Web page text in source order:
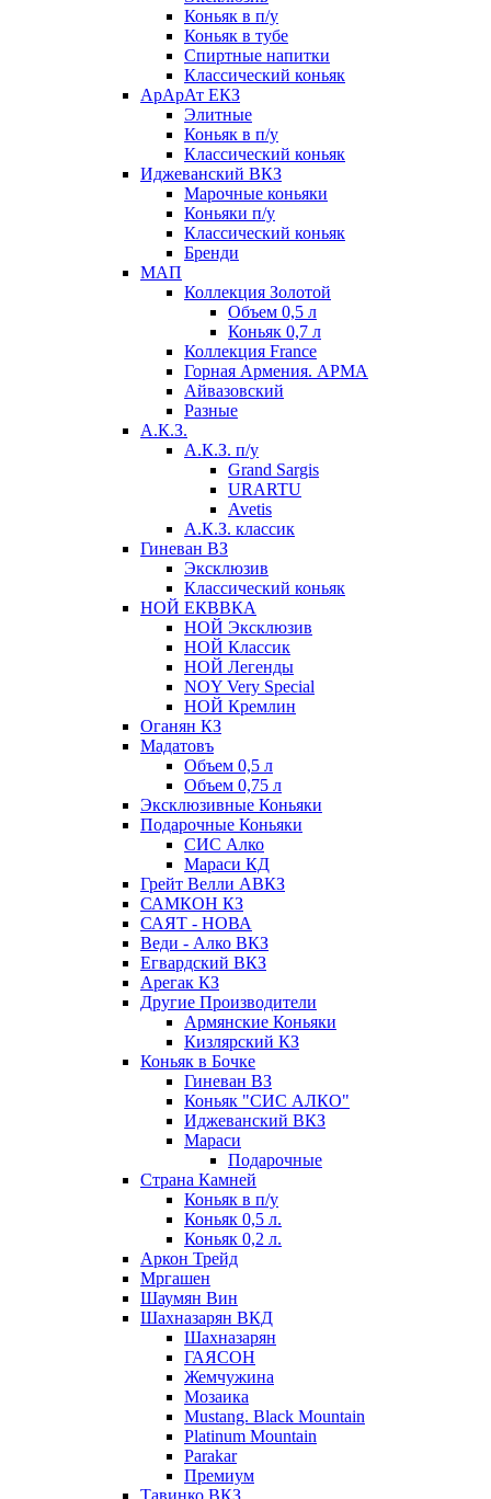
Коньяк в п/у
Коньяк в тубе
Спиртные напитки
Классический коньяк
АрАрАт ЕКЗ
Элитные
Коньяк в п/у
Классический коньяк
Иджеванский ВКЗ
Марочные коньяки
Коньяки п/у
Классический коньяк
Бренди
МАП
Коллекция Золотой
Объем 0,5 л
Коньяк 0,7 л
Коллекция France
Горная Армения. АРМА
Айвазовский
Разные
А.К.З.
А.К.З. п/у
Grand Sargis
URARTU
Avetis
А.К.З. классик
Гиневан ВЗ
Эксклюзив
Классический коньяк
НОЙ ЕКВВКА
НОЙ Эксклюзив
НОЙ Классик
НОЙ Легенды
NOY Very Speсial
НОЙ Кремлин
Оганян КЗ
Мадатовъ
Объем 0,5 л
Объем 0,75 л
Эксклюзивные Коньяки
Подарочные Коньяки
СИС Алко
Мараси КД
Грейт Велли АВКЗ
САМКОН КЗ
САЯТ - НОВА
Веди - Алко ВКЗ
Егвардский ВКЗ
Арегак КЗ
Другие Производители
Армянские Коньяки
Кизлярский КЗ
Коньяк в Бочке
Гиневан ВЗ
Коньяк "СИС АЛКО"
Иджеванский ВКЗ
Мараси
Подарочные
Страна Камней
Коньяк в п/у
Коньяк 0,5 л.
Коньяк 0,2 л.
Аркон Трейд
Мргашен
Шаумян Вин
Шахназарян ВКД
Шахназарян
ГАЯСОН
Жемчужина
Мозаика
Mustang. Black Mountain
Platinum Mountain
Parakar
Премиум
Тавинко ВКЗ